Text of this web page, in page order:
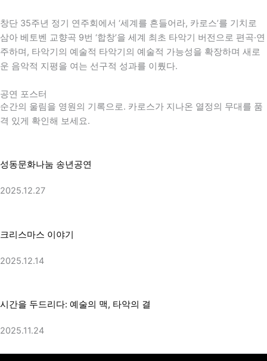
창단 35주년 정기 연주회에서 ‘세계를 흔들어라, 카로스’를 기치로
삼아 베토벤 교향곡 9번 ‘합창’을 세계 최초 타악기 버전으로 편곡·연
주하며, 타악기의 예술적 타악기의 예술적 가능성을 확장하며 새로
운 음악적 지평을 여는 선구적 성과를 이뤘다.
공연 포스터
순간의 울림을 영원의 기록으로. 카로스가 지나온 열정의 무대를 품
격 있게 확인해 보세요.
성동문화나눔 송년공연
2025.12.27
크리스마스 이야기
2025.12.14
시간을 두드리다: 예술의 맥, 타악의 결
2025.11.24